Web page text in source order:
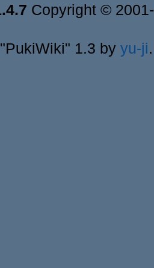
Copyright ©
1.3 by yu-ji